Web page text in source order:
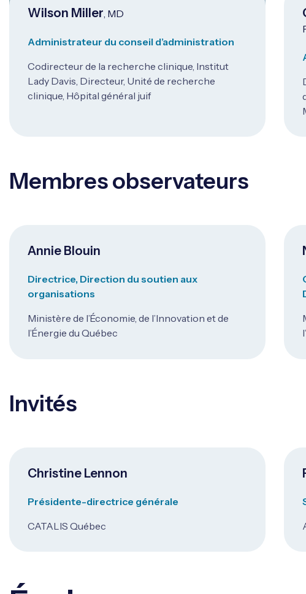
Wilson Miller, MD
Administrateur du conseil d’administration
Codirecteur de la recherche clinique, Institut
Lady Davis, Directeur, Unité de recherche
clinique, Hôpital général juif
Membres observateurs
Annie Blouin
Directrice, Direction du soutien aux
organisations
Ministère de l’Économie, de l’Innovation et de
l’Énergie du Québec
Invités
Christine Lennon
Présidente-directrice générale
CATALIS Québec